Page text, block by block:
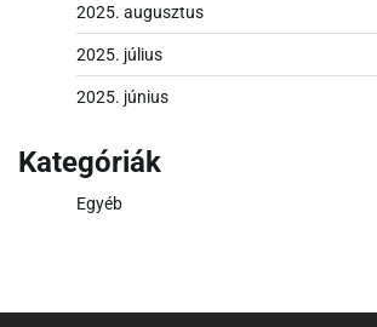
2025. augusztus
2025. július
2025. június
Kategóriák
Egyéb